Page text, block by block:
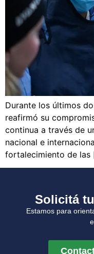
Durante los últimos
reafirmó su
continua a través de
nacional e
fortalecimiento de las
Solicitá
Estamos para